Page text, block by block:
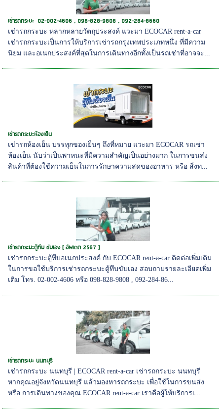
เช่ารถกระบะ 02-002-4606 , 098-828-9808 , 092-284-8660
เช่ารถกระบะ หลากหลายวัตถุประสงค์ แวะมา ECOCAR rent-a-car
เช่ารถกระบะเป็นการให้บริการเช่ารถกรุงเทพประเภทหนึ่ง ที่มีความ
นิยม และอเนกประสงค์ที่สุดในการเดินทางอีกทั้งเป็นรถเช่าที่อาจจะ...
เข่ารถกระบะห้องเย็น
เข่ารถห้องเย็น บรรทุกของเย็นๆ ถึงที่หมาย แวะมา ECOCAR รถเช่า
ห้องเย็น นับว่าเป็นพาหนะที่มีความสำคัญเป็นอย่างมาก ในการขนส่ง
สินค้าที่ต้องใช้ความเย็นในการรักษาความสดของอาหาร หรือ สิ่งท...
เช่ารถกระบะตู้ทึบ ขับเอง [ อัพเดต 2567 ]
เช่ารถกระบะตู้ทึบอเนกประสงค์ กับ ECOCAR rent-a-car ติดต่อเพิ่มเติม
ในการขอใช้บริการเช่ารถกระบะตู้ทึบขับเอง สอบถามรายละเอียดเพิ่ม
เติม โทร. 02-002-4606 หรือ 098-828-9808 , 092-284-86...
เช่ารถกระบะ นนทบุรี
เช่ารถกระบะ นนทบุรี | ECOCAR rent-a-car เช่ารถกระบะ นนทบุรี
หากคุณอยู่จังหวัดนนทบุรี แล้วมองหารถกระบะ เพื่อใช้ในการขนส่ง
หรือ การเดินทางของคุณ ECOCAR rent-a-car เราคือผู้ให้บริการเ...